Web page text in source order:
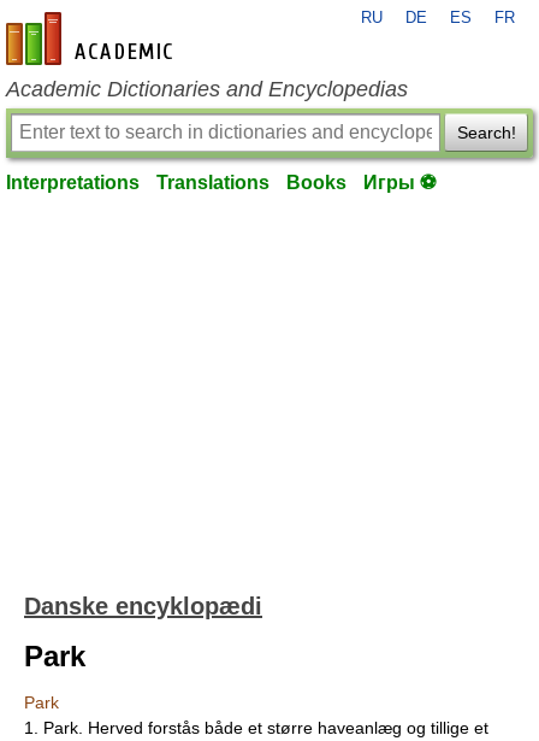
en-academic.com
RU DE ES FR
Academic Dictionaries and Encyclopedias
Search!
Interpretations Translations Books Игры ⚽
Danske encyklopædi
Park
Park
1. Park. Herved forstås både et større haveanlæg og tillige et